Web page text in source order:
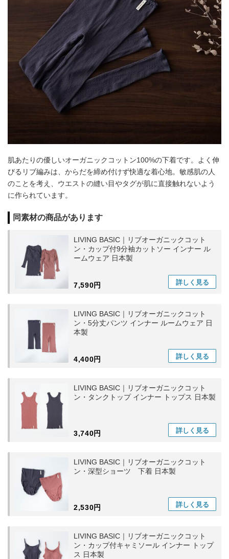
肌あたりの優しいオーガニックコットン100%の下着です。よく伸
びるリブ編みは、からだを締め付けず快適な着心地。敏感肌の人
のことを考え、ウエストの縫い目やタグが肌に直接触れないよう
に作られています。
同素材の商品があります
LIVING BASIC｜リブオーガニックコット
ン・カップ付9分袖カットソー インナー ル
ームウェア 日本製
7,590円 詳しく 見る
LIVING BASIC｜リブオーガニックコット
ン・5分丈パンツ インナー ルームウェア 日
本製
4,400円 詳しく 見る
LIVING BASIC｜リブオーガニックコット
ン・タンクトップ インナー トップス 日本製
3,740円 詳しく 見る
LIVING BASIC｜リブオーガニックコット
ン・深型ショーツ 下着 日本製
2,530円 詳しく 見る
LIVING BASIC｜リブオーガニックコット
ン・カップ付キャミソール インナー トップ
ス 日本製